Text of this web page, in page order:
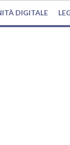
DIGITALE